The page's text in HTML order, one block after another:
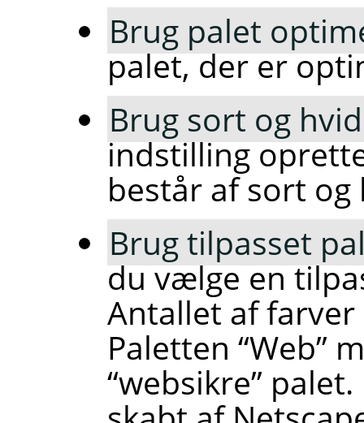
Brug palet
palet, der er
Brug sort og
indstilling
består af sort og
Brug tilpasset
du vælge en
Antallet af
Paletten “Web”
“websikre”